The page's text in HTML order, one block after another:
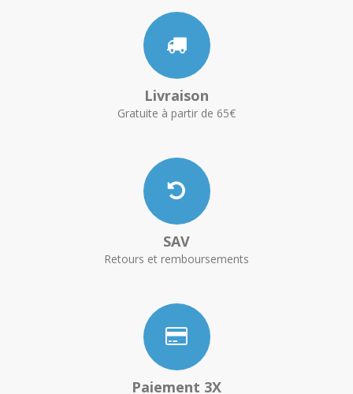
Livraison
Gratuite à partir de 65€
SAV
Retours et remboursements
Paiement 3X